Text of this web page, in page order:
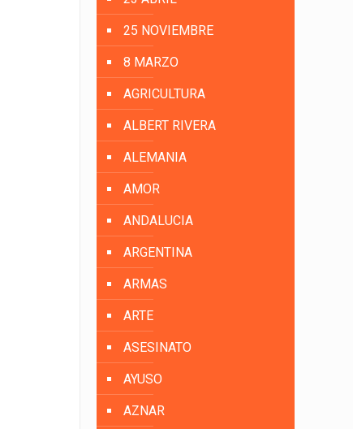
25 NOVIEMBRE
8 MARZO
AGRICULTURA
ALBERT RIVERA
ALEMANIA
AMOR
ANDALUCIA
ARGENTINA
ARMAS
ARTE
ASESINATO
AYUSO
AZNAR